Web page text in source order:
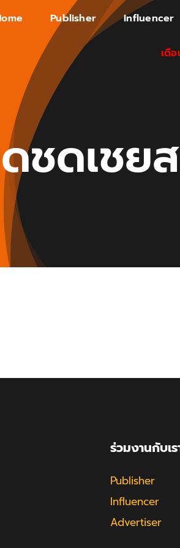
Publisher Influencer
เตื
ชดเชย
ร่วมงานกับเร
Publisher
Influencer
Advertiser